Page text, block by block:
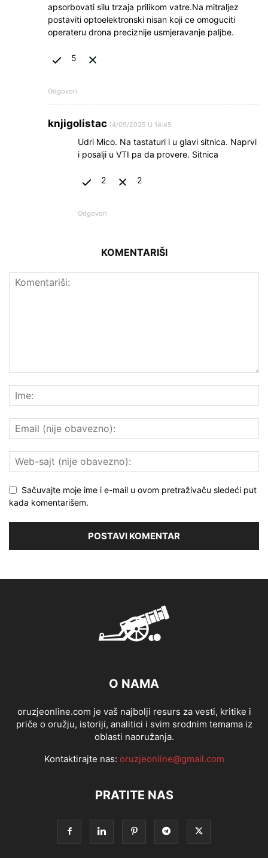
apsorbovati silu trzaja prilikom vatre.Na mitraljez
postaviti optoelektronski nisan koji ce omoguciti
operateru drona preciznije usmjeravanje paljbe.
5
Odgovori
knjigolistac 14/09/2025 U 14:45
Udri Mico. Na tastaturi i u glavi sitnica. Naprvi
i posalji u VTI pa da provere. Sitnica
2 2
Odgovori
KOMENTARIŠI
Sačuvajte moje ime i e-mail u ovom pretraživaču sledeći put
kada komentarišem.
O NAMA
oruzjeonline.com je vaš najbolji resurs za vesti, kritike i
priče o oružju, istoriji, analitici i svim srodnim temama iz
oblasti naoružanja.
Kontaktirajte nas: oruzjeonline@gmail.com
PRATITE NAS